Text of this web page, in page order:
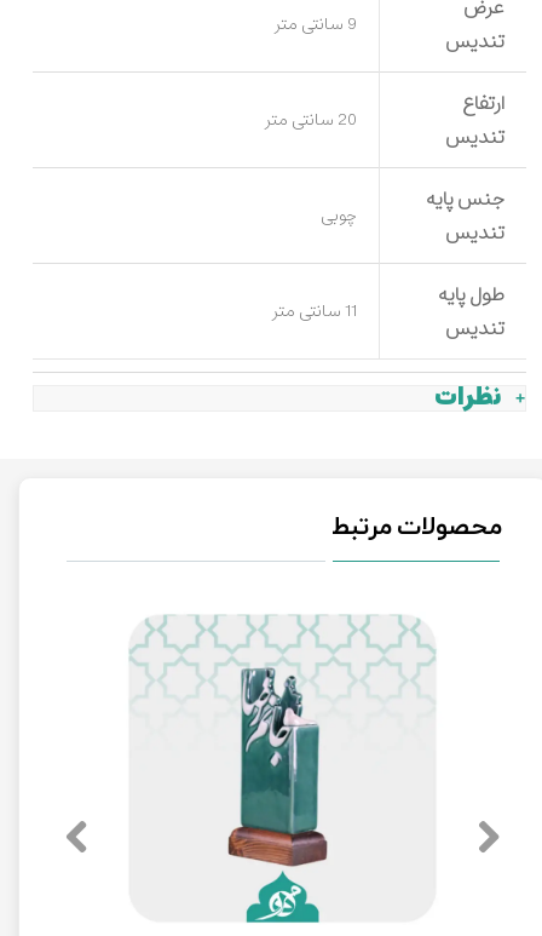
عرض
تندیس
9 سانتی متر
ارتفاع
تندیس
20 سانتی متر
جنس پایه
تندیس
چوبی
طول پایه
تندیس
11 سانتی متر
نظرات
محصولات مرتبط